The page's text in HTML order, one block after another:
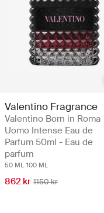
Valentino Fragrance
Valentino Born in Roma
Uomo Intense Eau de
Parfum 50ml - Eau de
parfum
50 ML 100 ML
862 kr 1150 kr